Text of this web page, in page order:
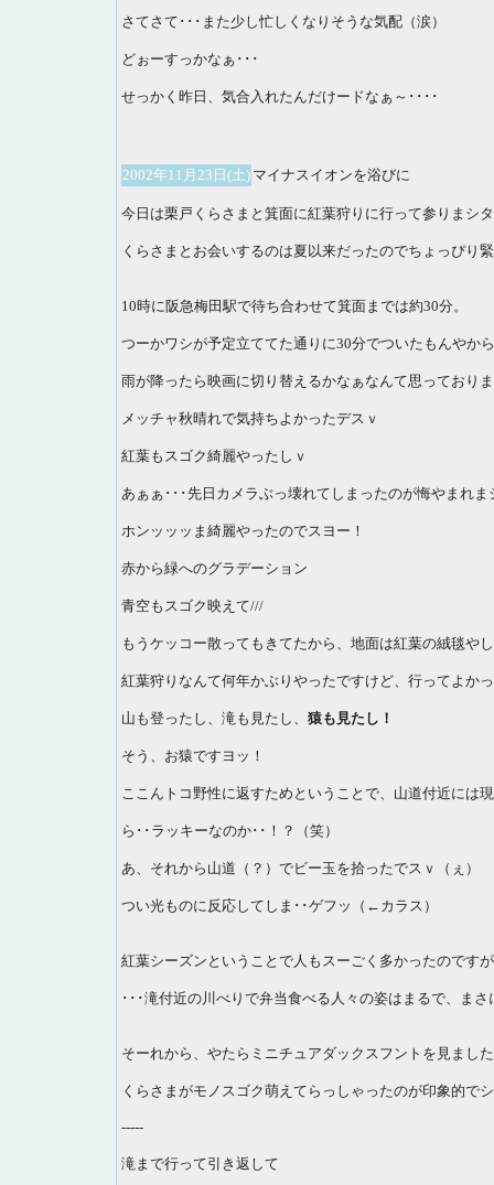
さてさて･･･また少し忙しくなりそうな気配（涙）
どぉーすっかなぁ･･･
せっかく昨日、気合入れたんだけードなぁ～････
2002年11月23日(土) マイナスイオンを浴びに
今日は栗戸くらさまと箕面に紅葉狩りに行って参りまシ
くらさまとお会いするのは夏以来だったのでちょっぴり
10時に阪急梅田駅で待ち合わせて箕面までは約30分。
つーかワシが予定立ててた通りに30分でついたもんやか
雨が降ったら映画に切り替えるかなぁなんて思っており
メッチャ秋晴れで気持ちよかったデスｖ
紅葉もスゴク綺麗やったしｖ
あぁぁ･･･先日カメラぶっ壊れてしまったのが悔やまれま
ホンッッッま綺麗やったのでスヨー！
赤から緑へのグラデーション
青空もスゴク映えて///
もうケッコー散ってもきてたから、地面は紅葉の絨毯や
紅葉狩りなんて何年かぶりやったですけど、行ってよか
山も登ったし、滝も見たし、 猿も見たし！
そう、お猿ですヨッ！
ここんトコ野性に返すためということで、山道付近には
ら･･ラッキーなのか･･！？（笑）
あ、それから山道（？）でビー玉を拾ったでスｖ（ぇ）
つい光ものに反応してしま･･ゲフッ（←カラス）
紅葉シーズンということで人もスーごく多かったのです
･･･滝付近の川べりで弁当食べる人々の姿はまるで、ま
そーれから、やたらミニチュアダックスフントを見まし
くらさまがモノスゴク萌えてらっしゃったのが印象的で
-----
滝まで行って引き返して